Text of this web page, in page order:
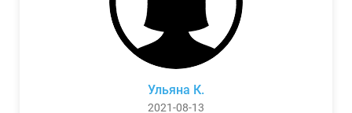
Ульяна К.
2021-08-13